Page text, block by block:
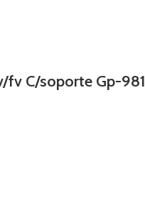
C/soporte Gp-981